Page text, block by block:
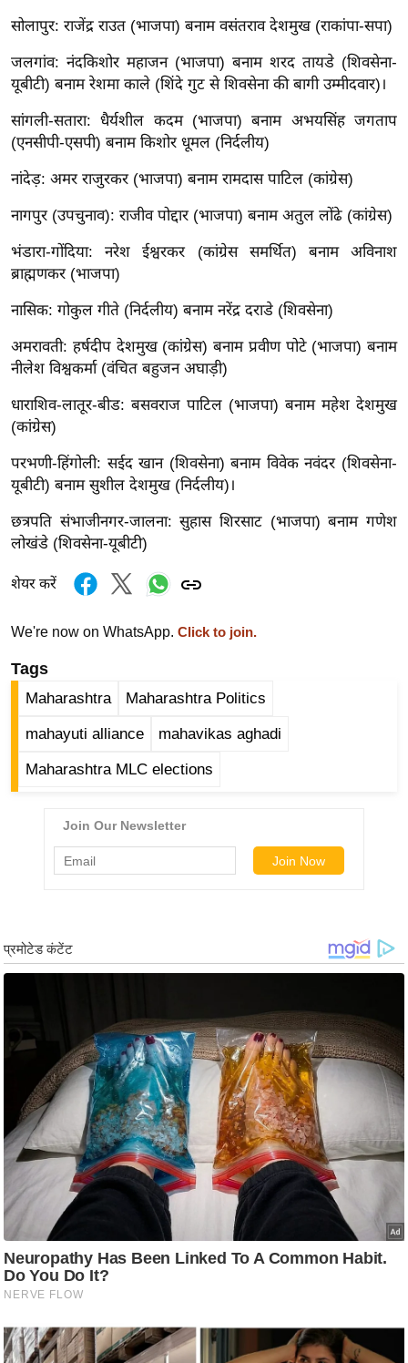
ग
त
ऑ
व
र्ल्ड
न्यू
ज
ब्री
फ
म
नो
ज
न
ज
ग
बॉ
ली
वु
ड
हॉ
वु
फि
ल्म
मी
क्षा
n
g
ला
इ
फ
स्टा
ल
क्नॉ
लॉ
जी
ब्यू
टी
सोलापुर: राजेंद्र राउत (भाजपा) बनाम वसंतराव देशमुख (राकांपा-सपा)
जलगांव: नंदकिशोर महाजन (भाजपा) बनाम शरद तायडे (शिवसेना-
यूबीटी) बनाम रेशमा काले (शिंदे गुट से शिवसेना की बागी उम्मीदवार)।
सांगली-सतारा: धैर्यशील कदम (भाजपा) बनाम अभयसिंह जगताप
(एनसीपी-एसपी) बनाम किशोर धूमल (निर्दलीय)
नांदेड़: अमर राजुरकर (भाजपा) बनाम रामदास पाटिल (कांग्रेस)
नागपुर (उपचुनाव): राजीव पोद्दार (भाजपा) बनाम अतुल लोंढे (कांग्रेस)
भंडारा-गोंदिया: नरेश ईश्वरकर (कांग्रेस समर्थित) बनाम अविनाश
ब्राह्मणकर (भाजपा)
नासिक: गोकुल गीते (निर्दलीय) बनाम नरेंद्र दराडे (शिवसेना)
अमरावती: हर्षदीप देशमुख (कांग्रेस) बनाम प्रवीण पोटे (भाजपा) बनाम
नीलेश विश्वकर्मा (वंचित बहुजन अघाड़ी)
धाराशिव-लातूर-बीड: बसवराज पाटिल (भाजपा) बनाम महेश देशमुख
(कांग्रेस)
परभणी-हिंगोली: सईद खान (शिवसेना) बनाम विवेक नवंदर (शिवसेना-
यूबीटी) बनाम सुशील देशमुख (निर्दलीय)।
छत्रपति संभाजीनगर-जालना: सुहास शिरसाट (भाजपा) बनाम गणेश
लोखंडे (शिवसेना-यूबीटी)
शेयर करें
We're now on WhatsApp. Click to join.
Tags
Maharashtra Maharashtra Politics
mahayuti alliance mahavikas aghadi
Maharashtra MLC elections